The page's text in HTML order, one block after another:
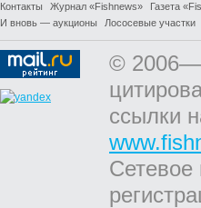
Контакты Журнал «Fishnews» Газета
И вновь — аукционы
Лососевые участки
©
ссылки
Сетевое